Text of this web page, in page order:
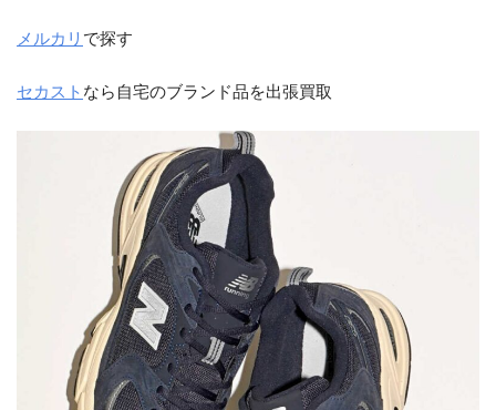
メルカリ で探す
セカスト なら自宅のブランド品を出張買取